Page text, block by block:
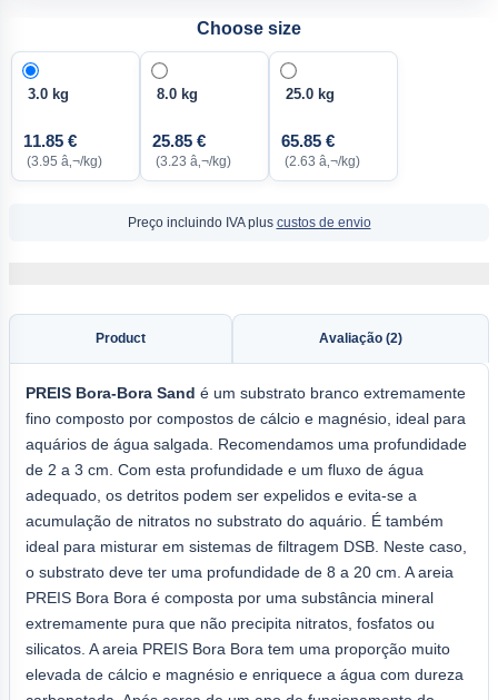
Choose size
3.0 kg
11.85 €
(3.95 â‚¬/kg)
8.0 kg
25.85 €
(3.23 â‚¬/kg)
25.0 kg
65.85 €
(2.63 â‚¬/kg)
Preço incluindo IVA plus custos de envio
Product Avaliação (2)
PREIS Bora-Bora Sand é um substrato branco extremamente
fino composto por compostos de cálcio e magnésio, ideal para
aquários de água salgada. Recomendamos uma profundidade
de 2 a 3 cm. Com esta profundidade e um fluxo de água
adequado, os detritos podem ser expelidos e evita-se a
acumulação de nitratos no substrato do aquário. É também
ideal para misturar em sistemas de filtragem DSB. Neste caso,
o substrato deve ter uma profundidade de 8 a 20 cm. A areia
PREIS Bora Bora é composta por uma substância mineral
extremamente pura que não precipita nitratos, fosfatos ou
silicatos. A areia PREIS Bora Bora tem uma proporção muito
elevada de cálcio e magnésio e enriquece a água com dureza